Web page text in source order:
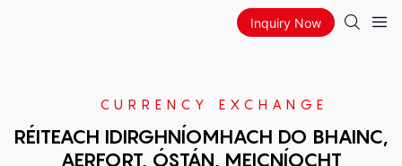
Inquiry Now
CURRENCY EXCHANGE
RÉITEACH IDIRGHNÍOMHACH DO BHAINC,
AERFORT, ÓSTÁN, MEICNÍOCHT